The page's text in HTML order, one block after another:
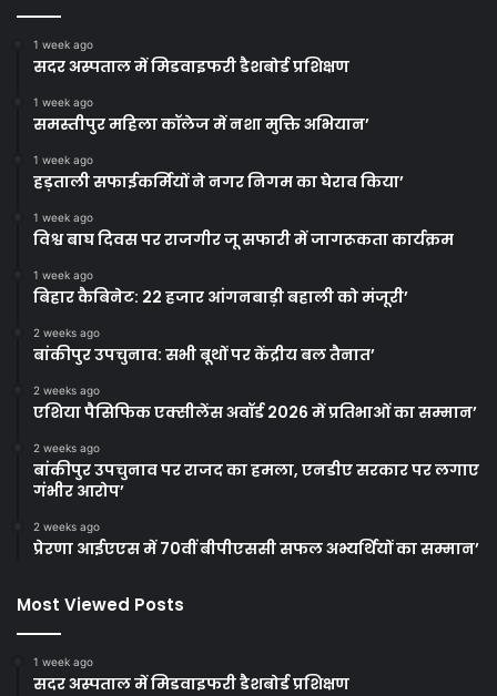
1 week ago
सदर अस्पताल में मिडवाइफरी डैशबोर्ड प्रशिक्षण
1 week ago
समस्तीपुर महिला कॉलेज में नशा मुक्ति अभियान’
1 week ago
हड़ताली सफाईकर्मियों ने नगर निगम का घेराव किया’
1 week ago
विश्व बाघ दिवस पर राजगीर जू सफारी में जागरूकता कार्यक्रम
1 week ago
बिहार कैबिनेट: 22 हजार आंगनबाड़ी बहाली को मंजूरी’
2 weeks ago
बांकीपुर उपचुनाव: सभी बूथों पर केंद्रीय बल तैनात’
2 weeks ago
एशिया पैसिफिक एक्सीलेंस अवॉर्ड 2026 में प्रतिभाओं का सम्मान’
2 weeks ago
बांकीपुर उपचुनाव पर राजद का हमला, एनडीए सरकार पर लगाए
गंभीर आरोप’
2 weeks ago
प्रेरणा आईएएस में 70वीं बीपीएससी सफल अभ्यर्थियों का सम्मान’
Most Viewed Posts
1 week ago
सदर अस्पताल में मिडवाइफरी डैशबोर्ड प्रशिक्षण